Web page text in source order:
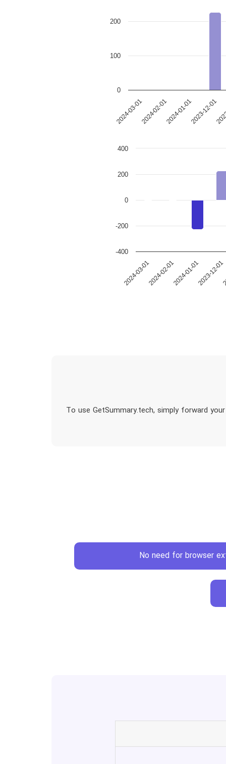
2024-03-012024-02-012024-01-012023-12-01
0
100
200
2024-03-012024-02-012024-01-012023-12-01
-200
0
200
-400
400
To use GetSummary.tech, simply forward
No need for browser